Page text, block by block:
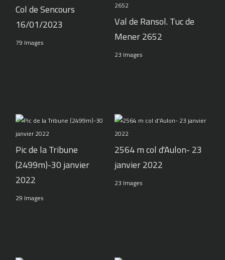
Col de Sencours
16/01/2023
79 Images
Val de Ransol. Tuc de
Mener 2652
23 Images
Pic de la Tribune
(2499m)-30 janvier
2022
29 Images
2564 m col d'Aulon- 23
janvier 2022
23 Images